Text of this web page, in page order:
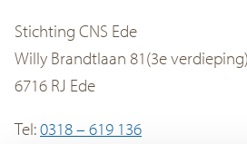
Stichting CNS Ede
Willy Brandtlaan 81(3e verdieping)
6716 RJ Ede
Tel:0318 – 619 136